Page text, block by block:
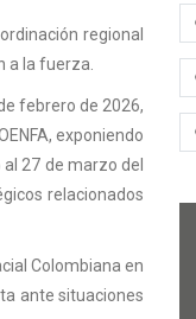
regional
a la fuerza.
febrero de 2026,
exponiendo
27 de marzo del
relacionados
Colombiana en
ante situaciones